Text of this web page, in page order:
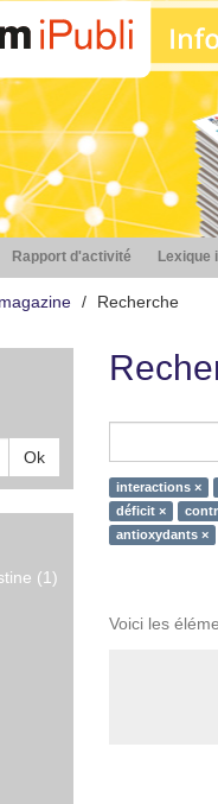
Rapport d'activité Lexique
Recherche
Ok
(1)
interactions ×
déficit ×
antioxydants ×
Voici les